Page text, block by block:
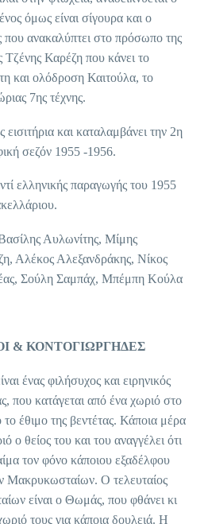
όμως είναι σίγουρα και ο
που ανακαλύπτει στο πρόσωπο της
Τζένης Καρέζη που κάνει το
και ολόδροση Καιτούλα, το
7ης τέχνης.
εισιτήρια και καταλαμβάνει την 2η
σεζόν 1955 -1956.
ελληνικής παραγωγής του 1955
Αυλωνίτης, Μίμης
Αλέκος Αλεξανδράκης, Νίκος
Σούλη Σαμπάχ, Μπέμπη Κούλα
& ΚΟΝΤΟΓΙΩΡΓΗΔΕΣ
ένας φιλήσυχος και ειρηνικός
που κατάγεται από ένα χωριό στο
έθιμο της βεντέτας. Κάποια μέρα
ο θείος του και του αναγγέλει ότι
τον φόνο κάποιου εξαδέλφου
Μακρυκωσταίων. Ο τελευταίος
είναι ο Θωμάς, που φθάνει κι
τους για κάποια δουλειά. Η